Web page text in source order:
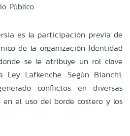
Público.
es la participación previa de
de la organización Identidad
se le atribuye un rol clave
Lafkenche. Según Bianchi,
conflictos en diversas
el uso del borde costero y los